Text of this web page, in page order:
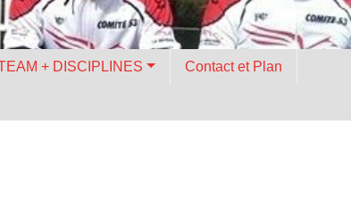
+ DISCIPLINES Contact et Plan